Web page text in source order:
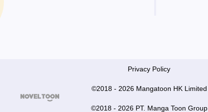

Privacy Policy
©2018 - 2026 Mangatoon HK Limited
©2018 - 2026 PT. Manga Toon Group